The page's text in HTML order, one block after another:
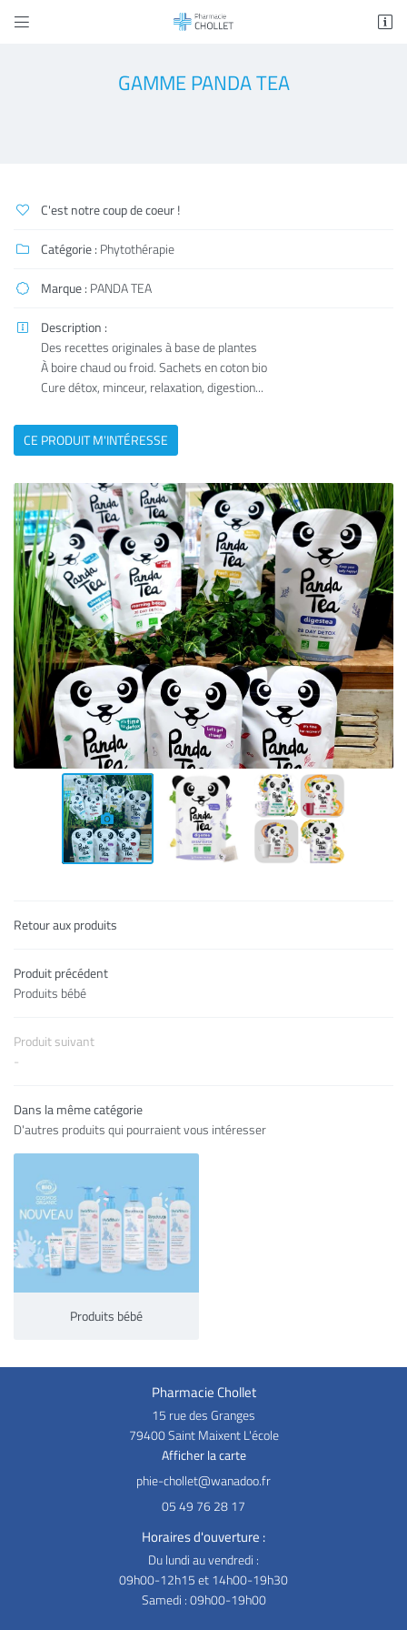

services
- orthopédie
Actualités
Avis
Contact

Une
05 49 76 28
 Adresse email de réception
l'adresse email indiqué ci-dessus. Vous pouvez vous désinscrire à tout moment en
le formulaire de désinscription
INSCRIPTION
GAMME PANDA TEA
 C'est notre coup de coeur !
 Catégorie : Phytothérapie
 Marque : PANDA TEA

Description :
Des recettes originales à base de plantes
À boire chaud ou froid. Sachets en coton bio
Cure détox, minceur, relaxation, digestion...
CE PRODUIT M'INTÉRESSE
Retour aux produits
Produit précédent
Produits bébé
Produit suivant
-
Dans la même catégorie
D'autres produits qui pourraient vous intéresser
Produits bébé
Pharmacie Chollet
15 rue des Granges
79400 Saint Maixent L'école
Afficher la carte
05 49 76 28 17
Horaires d'ouverture :
Du lundi au vendredi :
09h00-12h15 et 14h00-19h30
Samedi : 09h00-19h00